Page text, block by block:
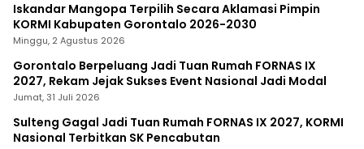
Iskandar Mangopa Terpilih Secara Aklamasi Pimpin
KORMI Kabupaten Gorontalo 2026-2030
Minggu, 2 Agustus 2026
Gorontalo Berpeluang Jadi Tuan Rumah FORNAS IX
2027, Rekam Jejak Sukses Event Nasional Jadi Modal
Jumat, 31 Juli 2026
Sulteng Gagal Jadi Tuan Rumah FORNAS IX 2027, KORMI
Nasional Terbitkan SK Pencabutan